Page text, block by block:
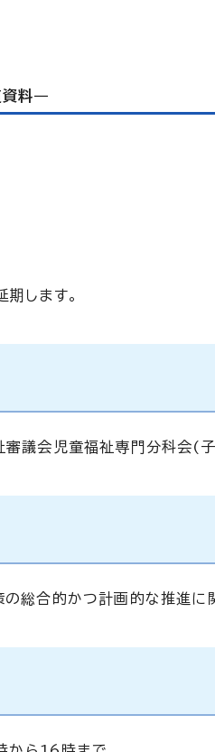
料
します。
議会児童福祉専門分科会(子
総合的かつ計画的な推進に